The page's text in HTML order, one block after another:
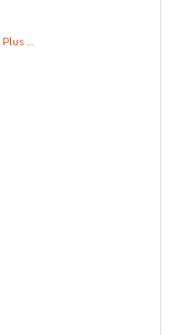
Plus ...